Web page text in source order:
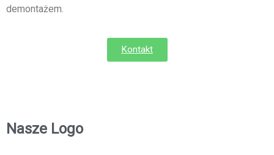
demontażem.
Kontakt
Nasze Logo